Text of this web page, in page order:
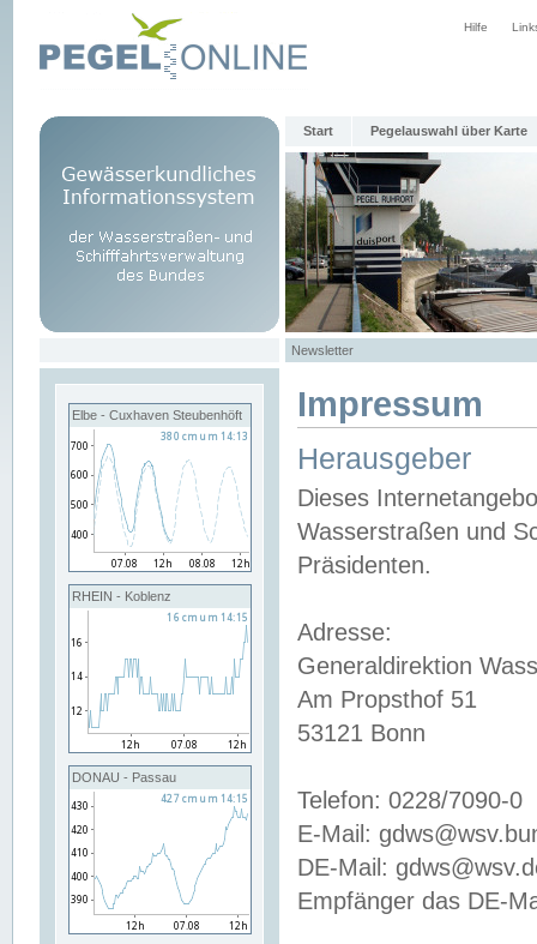
Hilfe
Start Pegelauswahl über Karte
Newsletter
Elbe - Cuxhaven Steubenhöft
RHEIN - Koblenz
DONAU - Passau
Impressum
Herausgeber
Dieses
Wasserstraßen und
Präsidenten.
Adresse:
Generaldirektion
Am Propsthof 51
53121 Bonn
Telefon: 0228/7090-0
E-Mail:
DE-Mail:
Empfänger das DE-